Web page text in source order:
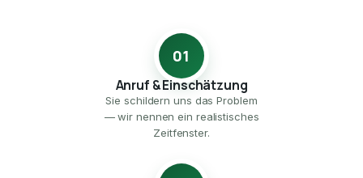
01
Anruf & Einschätzung
Sie schildern uns das Problem
— wir nennen ein realistisches
Zeitfenster.